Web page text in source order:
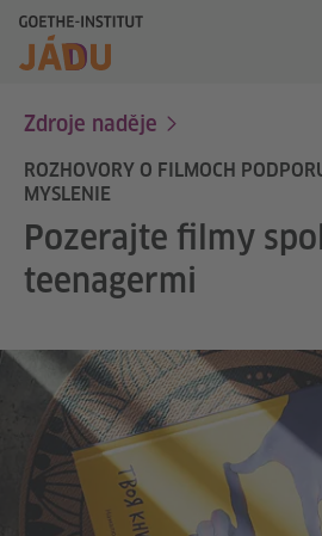
Zdroje naděje
ROZHOVORY O FILMOCH
MYSLENIE
Pozerajte filmy
teenagermi